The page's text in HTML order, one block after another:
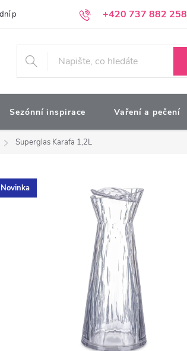
+420 737 882 258
podmínky Podmínky ochrany osobních údajů
Sezónní inspirace Vaření a pečení
Superglas Karafa 1,2L
Novinka